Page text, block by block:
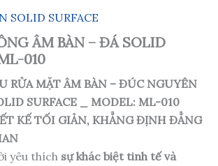
SOLID SURFACE
ÂM BÀN – ĐÁ SOLID
010
RỬA MẶT ÂM BÀN – ĐÚC NGUYÊN
SURFACE _ MODEL: ML-010
KẾ TỐI GIẢN, KHẲNG ĐỊNH ĐẲNG
yêu thích sự khác biệt tinh tế và